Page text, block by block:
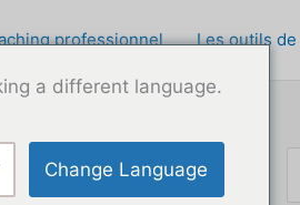
professionnel Les outils de
a different language.
Change Language